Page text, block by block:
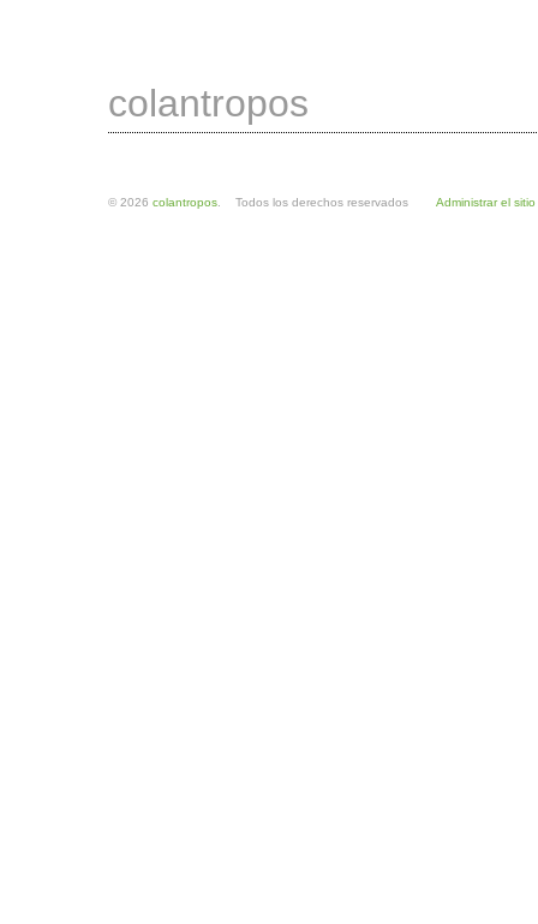
colantropos
© 2026 colantropos . Todos los derechos reservados Administrar el sitio